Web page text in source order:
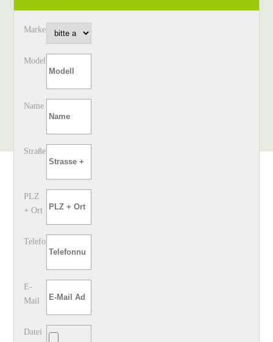
Marke
Modell
Name
Straße
PLZ
+ Ort
Telefon
E-
Mail
Datei